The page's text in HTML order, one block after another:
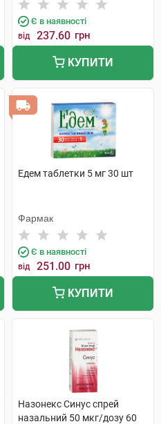
Є в наявності
від 237.60 грн
КУПИТИ
Едем таблетки 5 мг 30 шт
Фармак
Є в наявності
від 251.00 грн
КУПИТИ
Назонекс Синус спрей
назальний 50 мкг/дозу 60